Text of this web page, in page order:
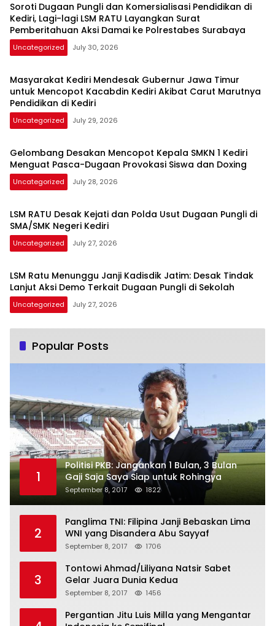
Soroti Dugaan Pungli dan Komersialisasi Pendidikan di
Kediri, Lagi-lagi LSM RATU Layangkan Surat
Pemberitahuan Aksi Damai ke Polrestabes Surabaya
Uncategorized July 30, 2026
Masyarakat Kediri Mendesak Gubernur Jawa Timur
untuk Mencopot Kacabdin Kediri Akibat Carut Marutnya
Pendidikan di Kediri
Uncategorized July 29, 2026
Gelombang Desakan Mencopot Kepala SMKN 1 Kediri
Menguat Pasca-Dugaan Provokasi Siswa dan Doxing
Uncategorized July 28, 2026
LSM RATU Desak Kejati dan Polda Usut Dugaan Pungli di
SMA/SMK Negeri Kediri
Uncategorized July 27, 2026
LSM Ratu Menunggu Janji Kadisdik Jatim: Desak Tindak
Lanjut Aksi Demo Terkait Dugaan Pungli di Sekolah
Uncategorized July 27, 2026
Popular Posts
1
Politisi PKB: Jangankan 1 Bulan, 3 Bulan
Gaji Saja Saya Siap untuk Rohingya
September 8, 2017 1822
2
Panglima TNI: Filipina Janji Bebaskan Lima
WNI yang Disandera Abu Sayyaf
September 8, 2017 1706
3
Tontowi Ahmad/Liliyana Natsir Sabet
Gelar Juara Dunia Kedua
September 8, 2017 1456
Pergantian Jitu Luis Milla yang Mengantar